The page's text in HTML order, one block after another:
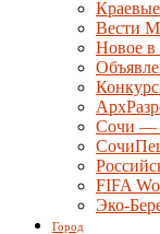
Вести
Новое в
Сочи —
FIFA
Эко-
Город